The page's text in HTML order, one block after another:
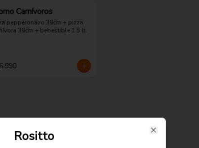
Carnívoros
pepperonazo 38cm + pizza
38cm + bebestible 1.5 lt.
Rositto